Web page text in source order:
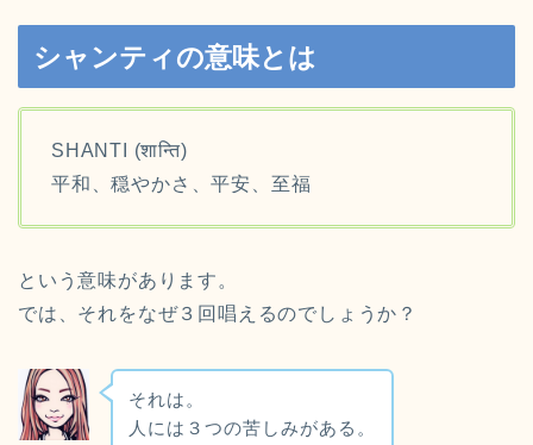
シャンティの意味とは
SHANTI (शान्ति)
平和 、穏やかさ 、平安 至福
という意味があります。
では、それをなぜ３回唱えるのでしょうか？
それは。
人には３つの苦しみがある。